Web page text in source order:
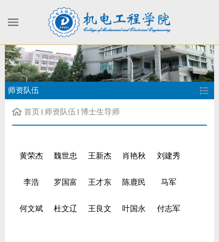
师资队伍
首页 师资队伍 博士生导师
黄荣杰 魏世忠 王新杰 肖艳秋 刘建秀
李浩 罗国富 王才东 陈鹿民 马军
何文斌 杜文辽 王良文 叶国永 付志军